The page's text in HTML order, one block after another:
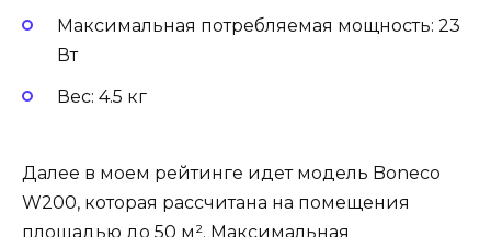
Максимальная потребляемая мощность: 23
Вт
Вес: 4.5 кг
Далее в моем рейтинге идет модель Boneco
W200, которая рассчитана на помещения
площадью до 50 м². Максимальная